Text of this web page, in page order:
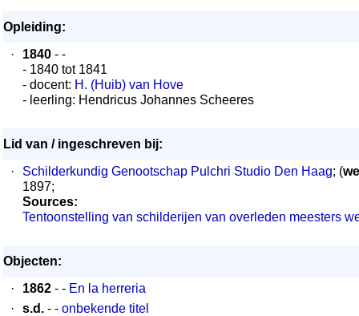
Opleiding:
·
1840 - -
- 1840 tot 1841
- docent: H. (Huib) van Hove
- leerling: Hendricus Johannes Scheeres
Lid van / ingeschreven bij:
·
Schilderkundig Genootschap Pulchri Studio Den Haag; (
1897;
Sources:
Tentoonstelling van schilderijen van overleden meesters
Objecten:
·
1862 - - En la herreria
·
s.d. - - onbekende titel